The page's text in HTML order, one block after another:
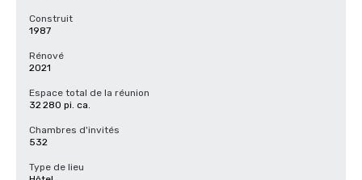
Construit
1987
Rénové
2021
Espace total de la réunion
32 280 pi. ca.
Chambres d'invités
532
Type de lieu